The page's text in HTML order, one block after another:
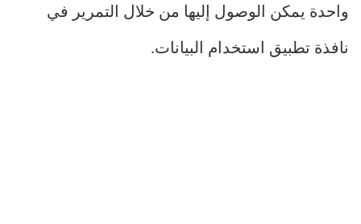
واحدة يمكن الوصول إليها من خلال التمرير في
نافذة تطبيق استخدام البيانات.